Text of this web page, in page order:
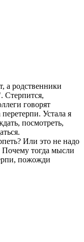
а родственники
Стерпится,
говорят
Устала я
посмотреть,
Или это не надо
Почему тогда мысли
пожожди